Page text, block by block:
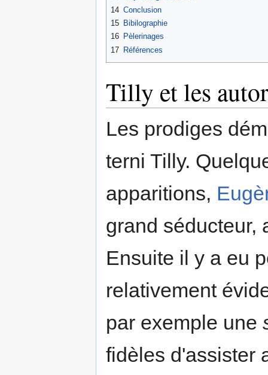
14 Conclusion
15 Bibilographie
16 Pèlerinages
17 Références
Tilly et les
Les prodiges
terni Tilly.
apparitions,
grand séducteur,
Ensuite il y a eu
relativement
par exemple une
fidèles d'assister